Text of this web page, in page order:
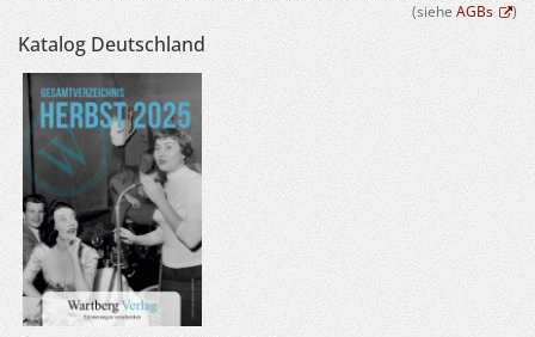
(siehe AGBs )
Katalog Deutschland